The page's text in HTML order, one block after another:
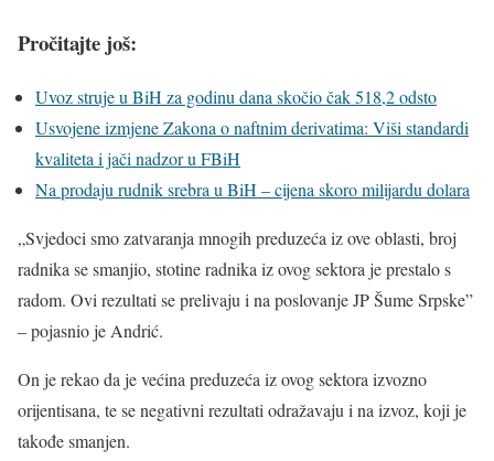
Pročitajte još:
Uvoz struje u BiH za godinu dana skočio čak 518,2 odsto
Usvojene izmjene Zakona o naftnim derivatima: Viši standardi
kvaliteta i jači nadzor u FBiH
Na prodaju rudnik srebra u BiH – cijena skoro milijardu dolara
„Svjedoci smo zatvaranja mnogih preduzeća iz ove oblasti, broj
radnika se smanjio, stotine radnika iz ovog sektora je prestalo s
radom. Ovi rezultati se prelivaju i na poslovanje JP Šume Srpske”
– pojasnio je Andrić.
On je rekao da je većina preduzeća iz ovog sektora izvozno
orijentisana, te se negativni rezultati odražavaju i na izvoz, koji je
takođe smanjen.